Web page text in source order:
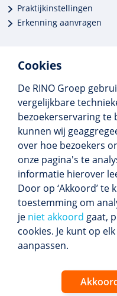
Cookies
De RINO Groep
vergelijkbare
bezoekerservaring te
kunnen wij
over hoe bezoekers
onze pagina's te
informatie hierover
Door op ‘Akkoord’ te
toestemming om
je niet akkoord gaat,
cookies. Je kunt op
aanpassen.
Praktijkinstellingen
Erkenning aanvragen
Meer
Alle
Cedeo-
Blijf op de hoogte
aanbod en